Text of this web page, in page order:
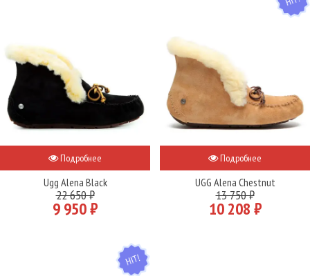
Подробнее
Ugg Alena Black
22 650 ₽
9 950 ₽
Подробнее
UGG Alena Chestnut
13 750 ₽
10 208 ₽
HIT